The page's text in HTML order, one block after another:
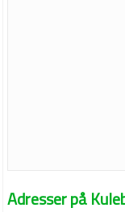
Adresser på